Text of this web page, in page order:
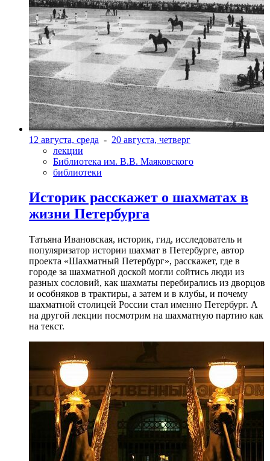
12 августа, среда - 20 августа, четверг
лекции
Библиотека им. В.В. Маяковского
библиотеки
Историк расскажет о шахматах в
жизни Петербурга
Татьяна Ивановская, историк, гид, исследователь и
популяризатор истории шахмат в Петербурге, автор
проекта «Шахматный Петербург», расскажет, где в
городе за шахматной доской могли сойтись люди из
разных сословий, как шахматы перебирались из дворцов
и особняков в трактиры, а затем и в клубы, и почему
шахматной столицей России стал именно Петербург. А
на другой лекции посмотрим на шахматную партию как
на текст.